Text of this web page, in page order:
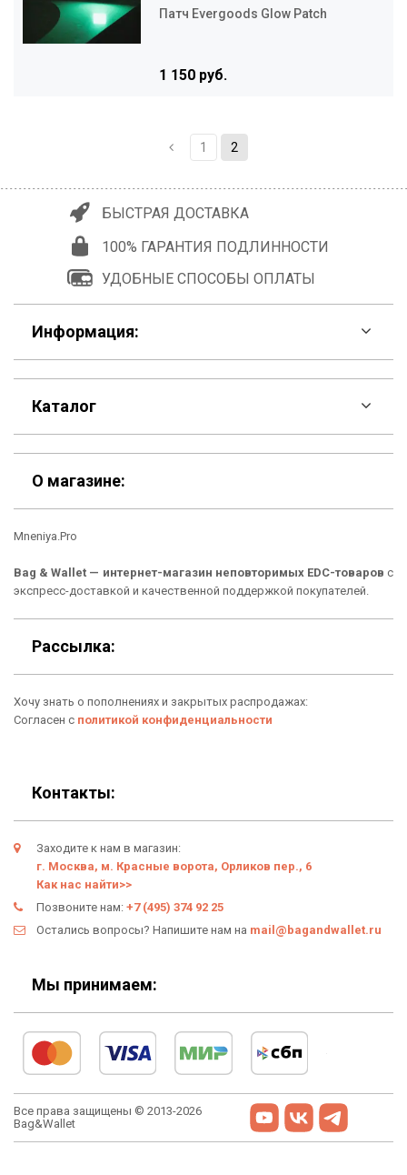
Патч Evergoods Glow Patch
1 150 руб.
1 2
БЫСТРАЯ ДОСТАВКА
100% ГАРАНТИЯ ПОДЛИННОСТИ
УДОБНЫЕ СПОСОБЫ ОПЛАТЫ
Информация:
F.A.Q
Контакты
Шоурум
Материалы
Подарочные сертификаты
О нас
Отзывы о Bag & Wallet
Гарантия
Условия возврата
Оферта
Политика конфиденциальности
Каталог
Скидки
Кошельки
Сумки
Новинки
Подарки
О магазине:
Mneniya.Pro
Bag & Wallet — интернет-магазин неповторимых EDC-товаров с
экспресс-доставкой и качественной поддержкой покупателей.
Рассылка:
Хочу знать о пополнениях и закрытых распродажах:
Согласен с политикой конфиденциальности
Контакты:
Заходите к нам в магазин:
г. Москва, м. Красные ворота, Орликов пер., 6
Как нас найти>>
Позвоните нам: +7 (495) 374 92 25
Остались вопросы? Напишите нам на mail@bagandwallet.ru
Мы принимаем:
Все права защищены © 2013-2026
Bag&Wallet